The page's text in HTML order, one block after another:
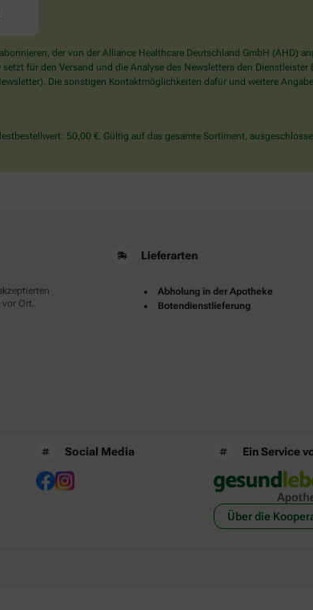
der von der Alliance Healthcare Deutschland GmbH (AHD)
für den Versand und die Analyse des Newsletters den
Die sonstigen Kontaktmöglichkeiten dafür und weitere
50,00 €. Gültig auf das gesamte Sortiment,
Ort.
Lieferarten
Abholung in der Apotheke
Botendienstlieferung
Social Media Ein Service
Über die